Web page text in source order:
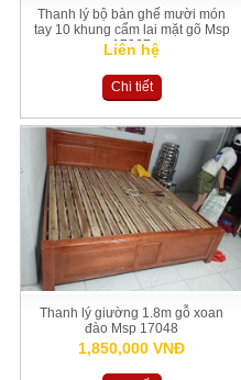
Thanh lý bộ bàn ghế mười món
tay 10 khung cẩm lai mặt gõ Msp
17067
Liên hệ
Chi tiết
Thanh lý giường 1.8m gỗ xoan
đào Msp 17048
1,850,000 VNĐ